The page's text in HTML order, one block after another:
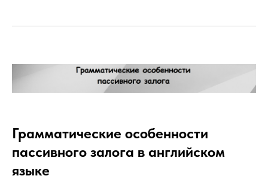
Грамматические особенности
пассивного залога в английском
языке